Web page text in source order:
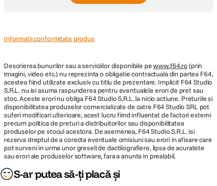
Informatii conformitate produs
Descrierea bunurilor sau a serviciilor disponibile pewww.f64.ro(prin
imagini, video etc.) nu reprezinta o obligatie contractuala din partea F64,
acestea fiind utilizate exclusiv cu titlu de prezentare. Implicit F64 Studio
S.R.L. nu isi asuma raspunderea pentru eventualele erori de pret sau
stoc. Aceste erori nu obliga F64 Studio S.R.L. la nicio actiune. Preturile si
disponibilitatea produselor comercializate de catre F64 Studio SRL pot
suferi modificari ulterioare, acest lucru fiind influentat de factori externi
precum politica de preturi a distribuitorilor sau disponibilitatea
produselor pe stocul acestora. De asemenea, F64 Studio S.R.L. isi
rezerva dreptul de a corecta eventuale omisiuni sau erori in afisare care
pot surveni in urma unor greseli de dactilografiere, lipsa de acuratete
sau erori ale produselor software, fara a anunta in prealabil.
S-ar putea să-ți placă și